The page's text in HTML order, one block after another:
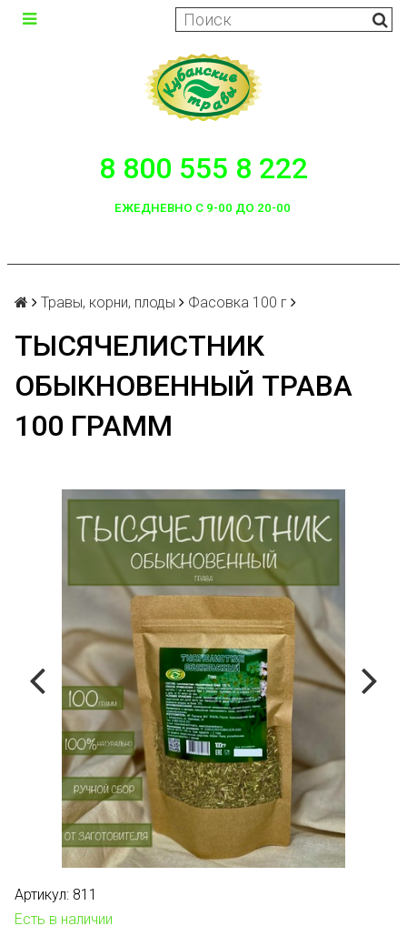
8 800 555 8 222
ЕЖЕДНЕВНО С 9-00 ДО 20-00
Травы, корни, плоды Фасовка 100 г
ТЫСЯЧЕЛИСТНИК
ОБЫКНОВЕННЫЙ ТРАВА
100 ГРАММ
Артикул: 811
Есть в наличии